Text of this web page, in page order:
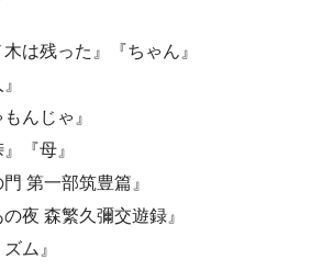
は残った』『ちゃん』
んじゃ』
『母』
第一部筑豊篇』
夜 森繁久彌交遊録』
ム』